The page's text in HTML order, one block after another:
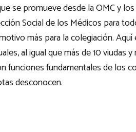
se promueve desde la OMC y
Social de los Médicos para
más para la colegiación.
al igual que más de 10 viudas
funciones fundamentales de los
desconocen.